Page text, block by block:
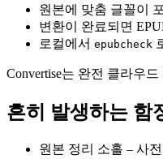
원본에 맞춤 글꼴이
변환이 완료되면
로컬에서 epubcheck
Convertise는 완전 클라우
흔히 발생하는 함
원본 정리 소홀 – 사